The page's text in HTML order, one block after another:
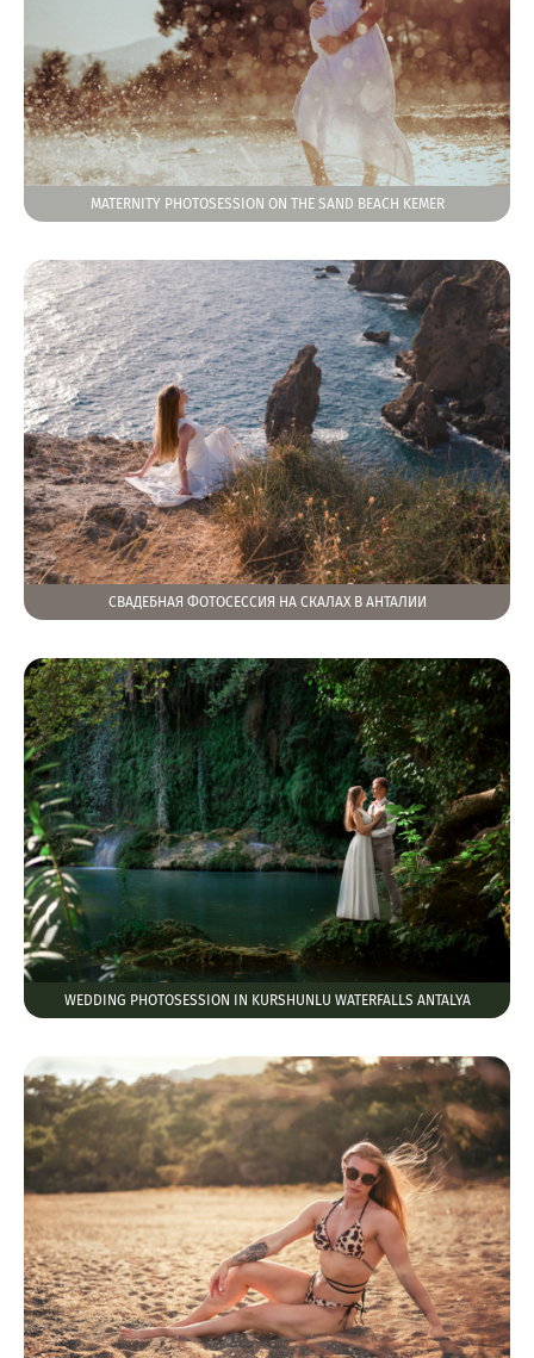
MATERNITY PHOTOSESSION ON THE SAND BEACH KEMER
СВАДЕБНАЯ ФОТОСЕССИЯ НА СКАЛАХ В АНТАЛИИ
WEDDING PHOTOSESSION IN KURSHUNLU WATERFALLS ANTALYA